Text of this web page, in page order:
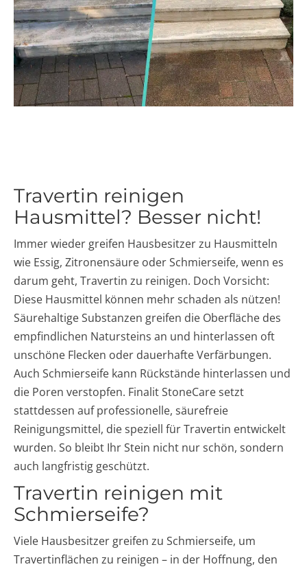
Travertin reinigen
Hausmittel? Besser nicht!
Immer wieder greifen Hausbesitzer zu Hausmitteln
wie Essig, Zitronensäure oder Schmierseife, wenn es
darum geht, Travertin zu reinigen. Doch Vorsicht:
Diese Hausmittel können mehr schaden als nützen!
Säurehaltige Substanzen greifen die Oberfläche des
empfindlichen Natursteins an und hinterlassen oft
unschöne Flecken oder dauerhafte Verfärbungen.
Auch Schmierseife kann Rückstände hinterlassen und
die Poren verstopfen. Finalit StoneCare setzt
stattdessen auf professionelle, säurefreie
Reinigungsmittel, die speziell für Travertin entwickelt
wurden. So bleibt Ihr Stein nicht nur schön, sondern
auch langfristig geschützt.
Travertin reinigen mit
Schmierseife?
Viele Hausbesitzer greifen zu Schmierseife, um
Travertinflächen zu reinigen – in der Hoffnung, den